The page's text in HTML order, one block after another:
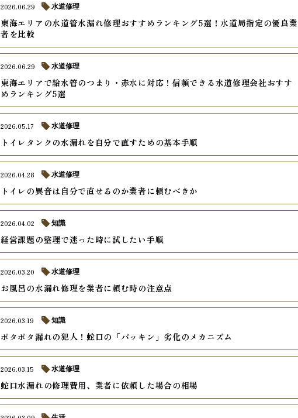
東海エリアの水道管水漏れ修理おすすめランキング5選！水道局指定の優良業
者を比較
2026.06.29 水道修理
東海エリアで給水管のつまり・赤水に対応！信頼できる水道修理会社おすす
めランキング5選
2026.06.29 水道修理
トイレタンクの水漏れを自分で直すための基本手順
2026.05.17 水道修理
トイレの異音は自分で直せるのか業者に頼むべきか
2026.04.28 水道修理
経営課題の整理で迷った時に試したい手順
2026.04.02 知識
お風呂の水漏れ修理を業者に頼む時の注意点
2026.03.20 水道修理
ポタポタ漏れの犯人！蛇口の「パッキン」劣化のメカニズム
2026.03.19 知識
蛇口水漏れの修理費用、業者に依頼した場合の相場
2026.03.15 水道修理